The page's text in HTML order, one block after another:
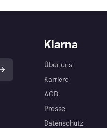
Klarna
Über uns
Karriere
AGB
Presse
Datenschutz